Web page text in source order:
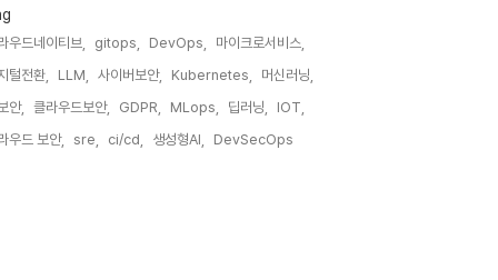
우드네이티브, gitops, DevOps,
마이크로서비스,
털전환,
LLM, 사이버보안, Kubernetes,
머신러닝,
안,
클라우드보안, GDPR, MLops, 딥러닝,
IOT,
우드 보안,
sre, ci/cd, 생성형AI, DevSecOps,